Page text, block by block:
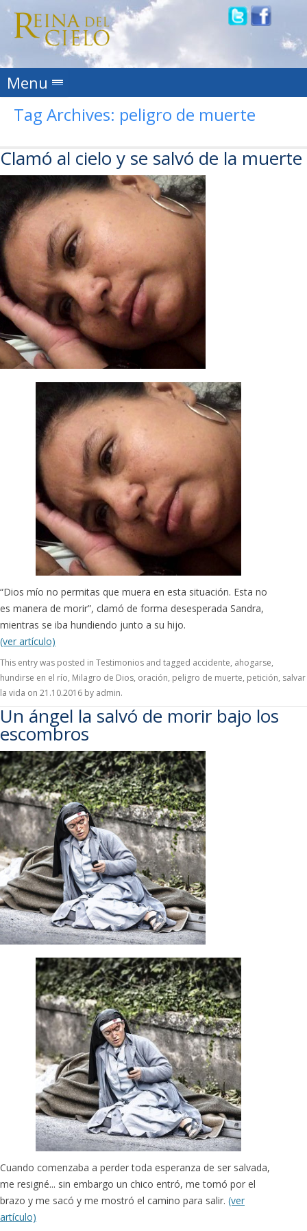
Menu Skip to content
Tag Archives: peligro de muerte
Clamó al cielo y se salvó de la muerte
“Dios mío no permitas que muera en esta situación. Esta no
es manera de morir”, clamó de forma desesperada Sandra,
mientras se iba hundiendo junto a su hijo.
(ver artículo)
This entry was posted in Testimonios and tagged accidente, ahogarse,
hundirse en el río, Milagro de Dios, oración, peligro de muerte, petición, salvar
la vida on 21.10.2016 by admin.
Un ángel la salvó de morir bajo los
escombros
Cuando comenzaba a perder toda esperanza de ser salvada,
me resigné... sin embargo un chico entró, me tomó por el
brazo y me sacó y me mostró el camino para salir. (ver
artículo)